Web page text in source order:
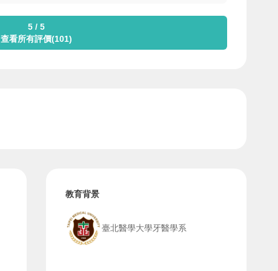
5 / 5
查看所有評價(101)
教育背景
臺北醫學大學牙醫學系